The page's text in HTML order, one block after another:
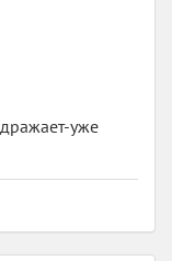
уже